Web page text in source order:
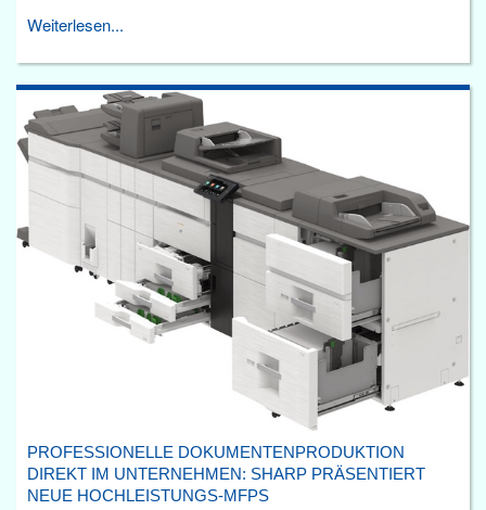
Weiterlesen...
PROFESSIONELLE DOKUMENTENPRODUKTION
DIREKT IM UNTERNEHMEN: SHARP PRÄSENTIERT
NEUE HOCHLEISTUNGS-MFPS